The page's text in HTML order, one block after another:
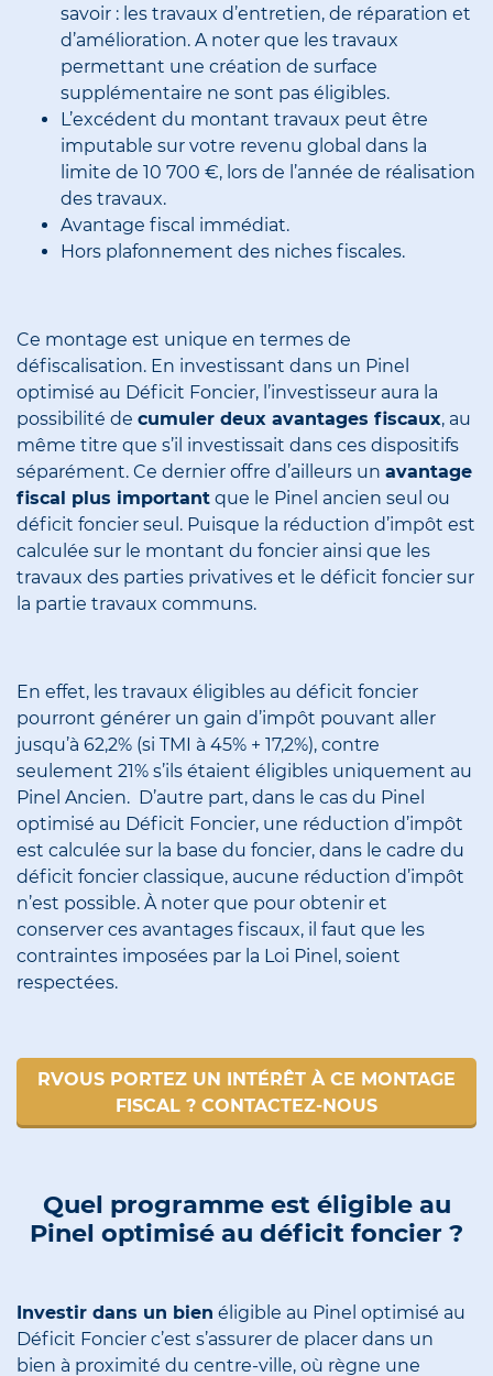
savoir : les travaux d’entretien, de réparation et
d’amélioration. A noter que les travaux
permettant une création de surface
supplémentaire ne sont pas éligibles.
L’excédent du montant travaux peut être
imputable sur votre revenu global dans la
limite de 10 700 €, lors de l’année de réalisation
des travaux.
Avantage fiscal immédiat.
Hors plafonnement des niches fiscales.
Ce montage est unique en termes de
défiscalisation. En investissant dans un Pinel
optimisé au Déficit Foncier, l’investisseur aura la
possibilité de cumuler deux avantages fiscaux, au
même titre que s’il investissait dans ces dispositifs
séparément. Ce dernier offre d’ailleurs un avantage
fiscal plus important que le Pinel ancien seul ou
déficit foncier seul. Puisque la réduction d’impôt est
calculée sur le montant du foncier ainsi que les
travaux des parties privatives et le déficit foncier sur
la partie travaux communs.
En effet, les travaux éligibles au déficit foncier
pourront générer un gain d’impôt pouvant aller
jusqu’à 62,2% (si TMI à 45% + 17,2%), contre
seulement 21% s’ils étaient éligibles uniquement au
Pinel Ancien. D’autre part, dans le cas du Pinel
optimisé au Déficit Foncier, une réduction d’impôt
est calculée sur la base du foncier, dans le cadre du
déficit foncier classique, aucune réduction d’impôt
n’est possible. À noter que pour obtenir et
conserver ces avantages fiscaux, il faut que les
contraintes imposées par la Loi Pinel, soient
respectées.
RVOUS PORTEZ UN INTÉRÊT À CE MONTAGE
FISCAL ? CONTACTEZ-NOUS
Quel programme est éligible au
Pinel optimisé au déficit foncier ?
Investir dans un bien éligible au Pinel optimisé au
Déficit Foncier c’est s’assurer de placer dans un
bien à proximité du centre-ville, où règne une